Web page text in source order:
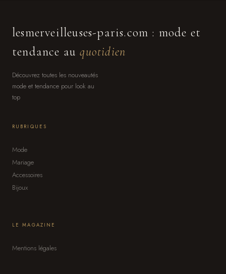
lesmerveilleuses-paris.com : mode et
tendance auquotidien
Découvrez toutes les nouveautés
mode et tendance pour look au
top
RUBRIQUES
Mode
Mariage
Accessoires
Bijoux
LE MAGAZINE
Mentions légales